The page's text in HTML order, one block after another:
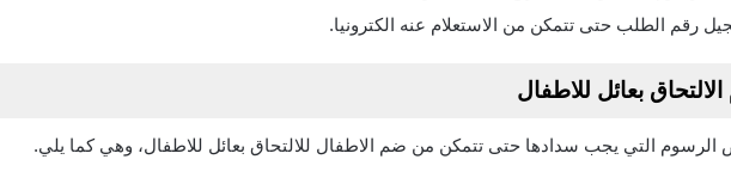
رقم الطلب حتى تتمكن من الاستعلام عنه الكترونيا.
بعائل للاطفال
الرسوم التي يجب سدادها حتى تتمكن من ضم الاطفال للالتحاق بعائل للاطفال، وهي كما يلي.